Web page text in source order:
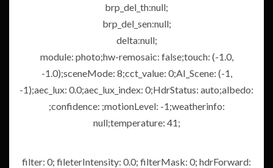
brp_del_th:null;
brp_del_sen:null;
delta:null;
module: photo;hw-remosaic: false;touch: (-1.0,
-1.0);sceneMode: 8;cct_value: 0;AI_Scene: (-1,
-1);aec_lux: 0.0;aec_lux_index: 0;HdrStatus: auto;albedo:
;confidence: ;motionLevel: -1;weatherinfo:
null;temperature: 41;
filter: 0; fileterIntensity: 0.0; filterMask: 0; hdrForward: